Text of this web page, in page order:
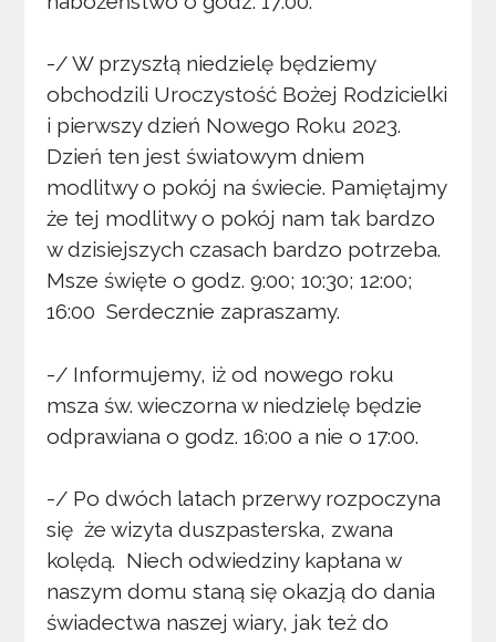
-/ W przyszłą niedzielę będziemy
obchodzili Uroczystość Bożej Rodzicielki
i pierwszy dzień Nowego Roku 2023.
Dzień ten jest światowym dniem
modlitwy o pokój na świecie. Pamiętajmy
że tej modlitwy o pokój nam tak bardzo
w dzisiejszych czasach bardzo potrzeba.
Msze święte o godz. 9:00; 10:30; 12:00;
16:00 Serdecznie zapraszamy.
-/ Informujemy, iż od nowego roku
msza św. wieczorna w niedzielę będzie
odprawiana o godz. 16:00 a nie o 17:00.
-/ Po dwóch latach przerwy rozpoczyna
się że wizyta duszpasterska, zwana
kolędą. Niech odwiedziny kapłana w
naszym domu staną się okazją do dania
świadectwa naszej wiary, jak też do